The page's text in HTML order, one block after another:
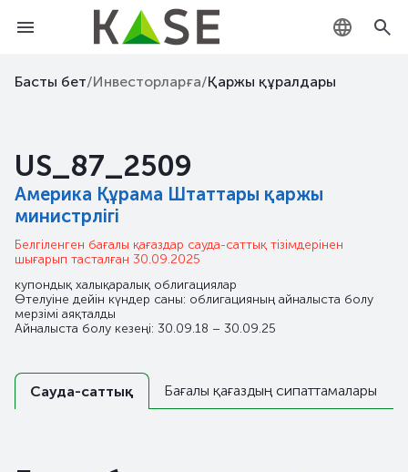
KZ
Басты бет/Инвесторларға/Қаржы құралдары
US_87_2509
Америка Құрама Штаттары қаржы
министрлігі
Белгіленген бағалы қағаздар сауда-саттық тізімдерінен
шығарып тасталған 30.09.2025
купондық халықаралық облигациялар
Өтелуіне дейін күндер саны: облигацияның айналыста болу
мерзімі аяқталды
Айналыста болу кезеңі: 30.09.18 – 30.09.25
Сауда-саттық Бағалы қағаздың сипаттамалары